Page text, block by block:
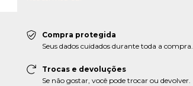
Compra protegida
Seus dados cuidados durante toda a compra.
Trocas e devoluções
Se não gostar, você pode trocar ou devolver.